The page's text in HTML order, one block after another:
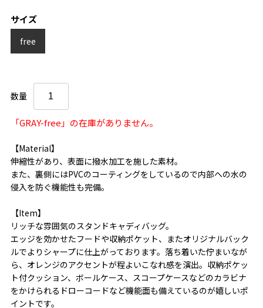
サイズ
free
数量
「GRAY-free」の在庫がありません。
【Material】
伸縮性があり、表面に撥水加工を施した素材。
また、裏側にはPVCのコーティングをしているので内部への水の
侵入を防ぐ機能性も完備。
【Item】
リッチな雰囲気のスタンドキャディバッグ。
エッジを効かせたフードや収納ポケット、またオリジナルバック
ルでよりシャープに仕上がっております。落ち着いた佇まいなが
ら、オレンジのアクセントが程よいこなれ感を演出。収納ポケッ
ト付クッション、ボールケース、スコープケースなどのカラビナ
をかけられるドローコードなど機能面も備えているのが嬉しいポ
イントです。